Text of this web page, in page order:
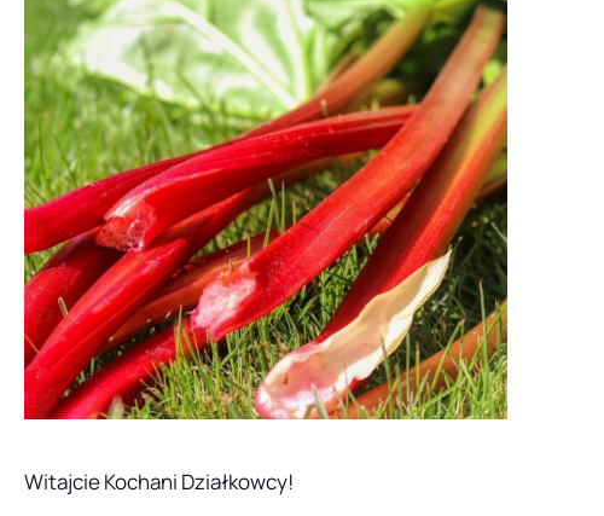
Witajcie Kochani Działkowcy!